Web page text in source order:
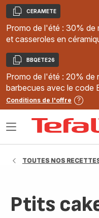
Copier
CERAMETE
Promo de l'été : 30% de
et casseroles en
Copier
BBQETE26
Promo de l'été : 20% de
barbecues avec le code
Conditions de l'offre
Ouvrir
TOUTES NOS
Ptits